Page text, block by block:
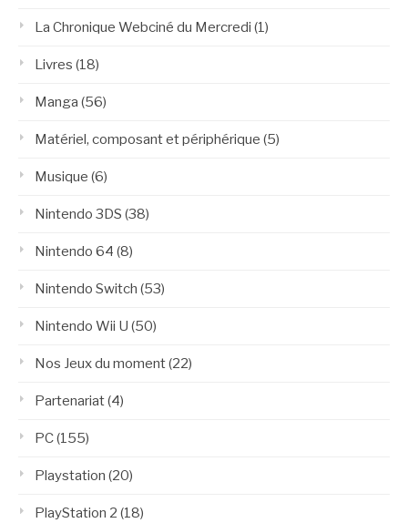
La Chronique Webciné du Mercredi (1)
Livres (18)
Manga (56)
Matériel, composant et périphérique (5)
Musique (6)
Nintendo 3DS (38)
Nintendo 64 (8)
Nintendo Switch (53)
Nintendo Wii U (50)
Nos Jeux du moment(22)
Partenariat(4)
PC(155)
Playstation (20)
PlayStation 2 (18)